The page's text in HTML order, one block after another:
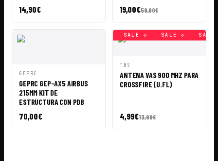
14,90€ 19,00€59,00€
VISTA
GEPRC
GEPRC GEP-AX5 AIRBUS
215MM KIT DE
ESTRUCTURA CON PDB
70,00€
SALE ◇ SALE ◇ SALE ◇ SALE
VISTA
TBS
ANTENA VAS 900 MHZ PARA
CROSSFIRE (U.FL)
4,99€13,90€